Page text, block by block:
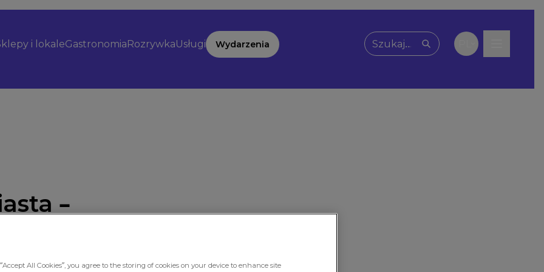
i lokaleGastronomiaRozrywkaUsługi Wydarzenia
Wpisz, czego szukasz
–
All Cookies”, you agree to the storing of cookies on your device to enhance site